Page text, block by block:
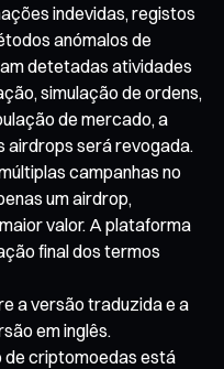
indevidas, registos
anómalos de
detetadas atividades
simulação de ordens,
de mercado, a
airdrops será revogada.
campanhas no
um airdrop,
valor. A plataforma
final dos termos
a versão traduzida e a
em inglês.
de criptomoedas está